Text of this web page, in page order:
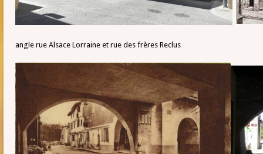
angle rue Alsace Lorraine et rue des frères Reclus